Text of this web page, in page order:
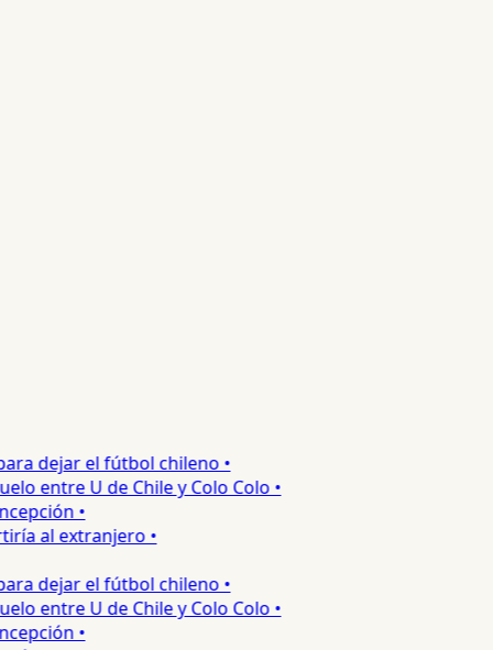
dejar el fútbol chileno •
entre U de Chile y Colo Colo •
•
al extranjero •
dejar el fútbol chileno •
entre U de Chile y Colo Colo •
•